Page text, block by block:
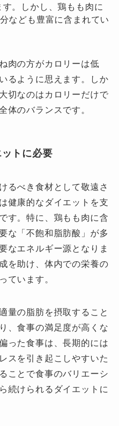
。しかし、鶏もも肉に
なども豊富に含まれてい
肉の方がカロリーは低
るように思えます。しか
切なのはカロリーだけで
体のバランスです。
トに必要
るべき食材として敬遠さ
健康的なダイエットを支
す。特に、鶏もも肉に含
な「不飽和脂肪酸」が多
なエネルギー源となりま
を助け、体内での栄養の
ています。
量の脂肪を摂取すること
、食事の満足度が高くな
った食事は、長期的には
スを引き起こしやすいた
ことで食事のバリエーシ
続けられるダイエットに